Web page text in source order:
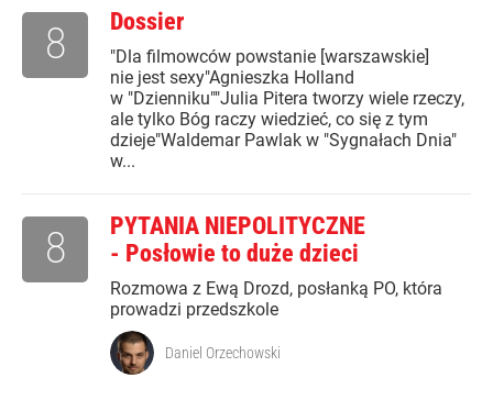
Dossier
"Dla filmowców powstanie [warszawskie]
nie jest sexy"Agnieszka Holland
w "Dzienniku""Julia Pitera tworzy wiele rzeczy,
ale tylko Bóg raczy wiedzieć, co się z tym
dzieje"Waldemar Pawlak w "Sygnałach Dnia"
w...
8
PYTANIA NIEPOLITYCZNE
- Posłowie to duże dzieci
Rozmowa z Ewą Drozd, posłanką PO, która
prowadzi przedszkole
8
Daniel Orzechowski